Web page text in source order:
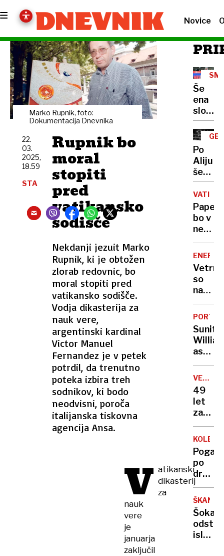
Novice
Marko Rupnik, foto:
Dokumentacija Dnevnika
Rupnik bo
moral
stopiti
pred
vatikansko
sodišče
Nekdanji jezuit Marko
Rupnik, ki je obtožen
zlorab redovnic, bo
moral stopiti pred
vatikansko sodišče.
Vodja dikasterija za
nauk vere,
argentinski kardinal
Victor Manuel
Fernandez je v petek
potrdil, da trenutno
poteka izbira treh
sodnikov, ki bodo
neodvisni, poroča
italijanska tiskovna
agencija Ansa.
22.
03.
2025,
18.59
STA
V atikanski
dikasterij
za
nauk
vere
je
januarja
zaključil
Še
ena
zmaga:
Anže
v
Po
Aliju
še
slovo
Papež
bo v
so
Sunita
rodu
VELIKA
49
let
zapora
za
po
taktiki
do
mesta,
slavje
van
odstop